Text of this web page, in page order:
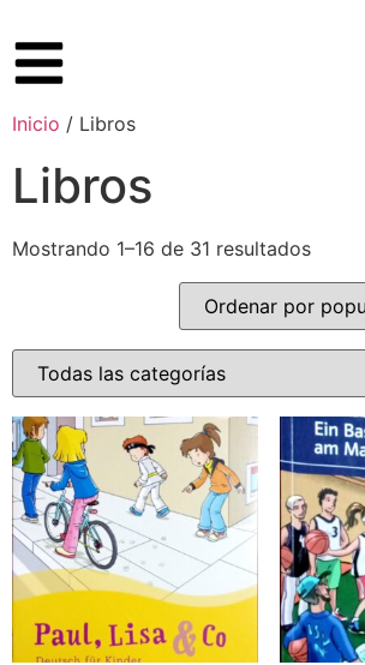
Inicio / Libros
Libros
Mostrando 1–16 de 31 resultados